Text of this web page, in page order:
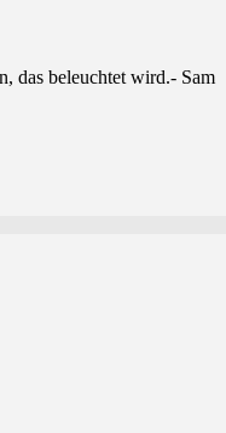
das beleuchtet wird.- Sam